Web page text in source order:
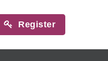
Register